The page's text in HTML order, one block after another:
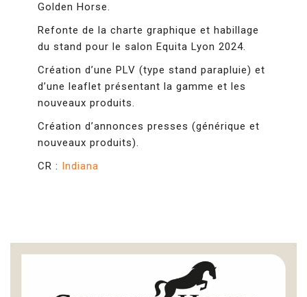
Golden Horse.
Refonte de la charte graphique et habillage
du stand pour le salon Equita Lyon 2024.
Création d’une PLV (type stand parapluie) et
d’une leaflet présentant la gamme et les
nouveaux produits.
Création d’annonces presses (générique et
nouveaux produits).
CR : Indiana